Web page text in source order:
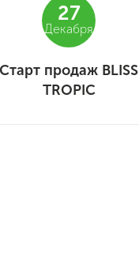
27
Декабря
Старт продаж BLISS
TROPIC